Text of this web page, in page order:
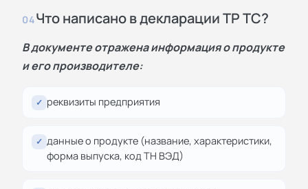
04Что написано в декларации ТР ТС?
В документе отражена информация о продукте
и его производителе:
✓ реквизиты предприятия
✓ данные о продукте (название, характеристики,
форма выпуска, код ТН ВЭД)